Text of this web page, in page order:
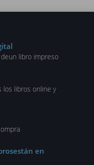
un libro impreso
los libros online y
están en